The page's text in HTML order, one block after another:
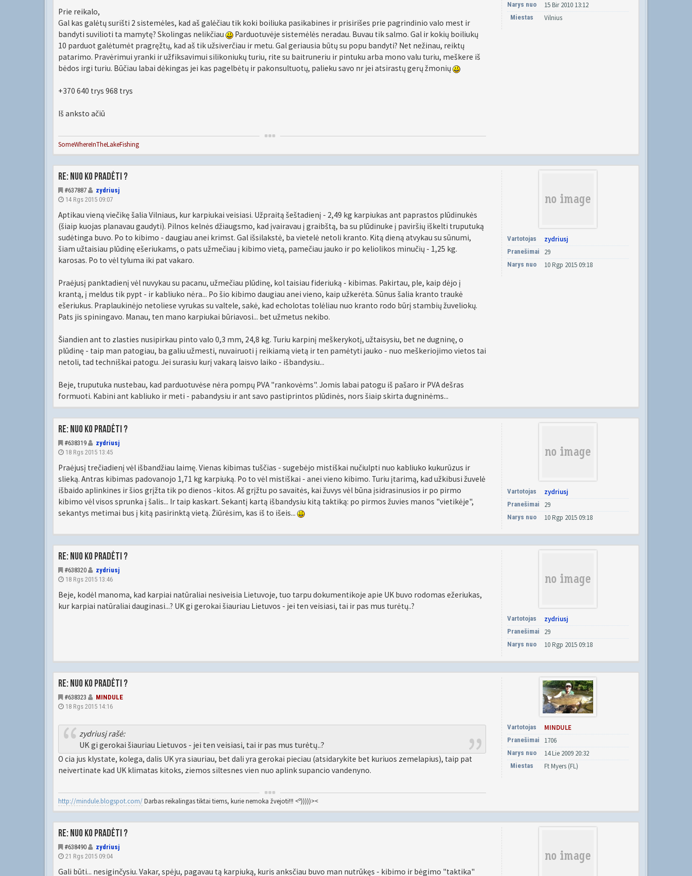
Prie reikalo,
Gal kas galėtų surišti 2 sistemėles, kad aš galėčiau tik koki boiliuka pasikabines ir prisirišes prie pagrindinio valo mest ir
bandyti suvilioti ta mamytę? Skolingas nelikčiau
Parduotuvėje sistemėlės neradau. Buvau tik salmo. Gal ir kokių boiliukų
10 parduot galėtumėt pragręžtų, kad aš tik užsiverčiau ir metu. Gal geriausia būtų su popu bandyti? Net nežinau, reiktų
patarimo. Pravėrimui yranki ir užfiksavimui silikoniukų turiu, rite su baitruneriu ir pintuku arba mono valu turiu, meškere iš
bėdos irgi turiu. Būčiau labai dėkingas jei kas pagelbėtų ir pakonsultuotų, palieku savo nr jei atsirastų gerų žmonių
+370 640 trys 968 trys
Iš anksto ačiū
SomeWhereInTheLakeFishing
Narys nuo 15 Bir 2010 13:12
Miestas Vilnius
Re: Nuo ko pradėti ?
#637887
zydriusj
14 Rgs 2015 09:07
Aptikau vieną viečikę šalia Vilniaus, kur karpiukai veisiasi. Užpraitą šeštadienį - 2,49 kg karpiukas ant paprastos plūdinukės
(šiaip kuojas planavau gaudyti). Pilnos kelnės džiaugsmo, kad įvairavau į graibštą, ba su plūdinuke į paviršių iškelti truputuką
sudėtinga buvo. Po to kibimo - daugiau anei krimst. Gal išsilakstė, ba vietelė netoli kranto. Kitą dieną atvykau su sūnumi,
šiam užtaisiau plūdinę ešeriukams, o pats užmečiau į kibimo vietą, pamečiau jauko ir po keliolikos minučių - 1,25 kg.
karosas. Po to vėl tyluma iki pat vakaro.
Praėjusį panktadienį vėl nuvykau su pacanu, užmečiau plūdinę, kol taisiau fideriuką - kibimas. Pakirtau, ple, kaip dėjo į
krantą, į meldus tik pypt - ir kabliuko nėra... Po šio kibimo daugiau anei vieno, kaip užkerėta. Sūnus šalia kranto traukė
ešeriukus. Praplaukinėjo netoliese vyrukas su valtele, sakė, kad echolotas tolėliau nuo kranto rodo būrį stambių žuveliokų.
Pats jis spiningavo. Manau, ten mano karpiukai būriavosi... bet užmetus nekibo.
Šiandien ant to zlasties nusipirkau pinto valo 0,3 mm, 24,8 kg. Turiu karpinį meškerykotį, užtaisysiu, bet ne dugninę, o
plūdinę - taip man patogiau, ba galiu užmesti, nuvairuoti į reikiamą vietą ir ten pamėtyti jauko - nuo meškeriojimo vietos tai
netoli, tad techniškai patogu. Jei surasiu kurį vakarą laisvo laiko - išbandysiu...
Beje, truputuka nustebau, kad parduotuvėse nėra pompų PVA "rankovėms". Jomis labai patogu iš pašaro ir PVA dešras
formuoti. Kabini ant kabliuko ir meti - pabandysiu ir ant savo pastiprintos plūdinės, nors šiaip skirta dugninėms...
Vartotojas zydriusj
Pranešimai 29
Narys nuo 10 Rgp 2015 09:18
Re: Nuo ko pradėti ?
#638319
zydriusj
18 Rgs 2015 13:45
Praėjusį trečiadienį vėl išbandžiau laimę. Vienas kibimas tuščias - sugebėjo mistiškai nučiulpti nuo kabliuko kukurūzus ir
slieką. Antras kibimas padovanojo 1,71 kg karpiuką. Po to vėl mistiškai - anei vieno kibimo. Turiu įtarimą, kad užkibusi žuvelė
išbaido aplinkines ir šios grįžta tik po dienos -kitos. Aš grįžtu po savaitės, kai žuvys vėl būna įsidrasinusios ir po pirmo
kibimo vėl visos sprunka į šalis... Ir taip kaskart. Sekantį kartą išbandysiu kitą taktiką: po pirmos žuvies manos "vietikėje",
sekantys metimai bus į kitą pasirinktą vietą. Žiūrėsim, kas iš to išeis...
Vartotojas zydriusj
Pranešimai 29
Narys nuo 10 Rgp 2015 09:18
Re: Nuo ko pradėti ?
#638320
zydriusj
18 Rgs 2015 13:46
Beje, kodėl manoma, kad karpiai natūraliai nesiveisia Lietuvoje, tuo tarpu dokumentikoje apie UK buvo rodomas ežeriukas,
kur karpiai natūraliai dauginasi...? UK gi gerokai šiauriau Lietuvos - jei ten veisiasi, tai ir pas mus turėtų..?
Vartotojas zydriusj
Pranešimai 29
Narys nuo 10 Rgp 2015 09:18
Re: Nuo ko pradėti ?
#638323
MINDULE
18 Rgs 2015 14:16
zydriusj rašė:
UK gi gerokai šiauriau Lietuvos - jei ten veisiasi, tai ir pas mus turėtų..?
O cia jus klystate, kolega, dalis UK yra siauriau, bet dali yra gerokai pieciau (atsidarykite bet kuriuos zemelapius), taip pat
neivertinate kad UK klimatas kitoks, ziemos siltesnes vien nuo aplink supancio vandenyno.
http://mindule.blogspot.com/Darbas reikalingas tiktai tiems, kurie nemoka žvejoti!!! <º)))))><
Vartotojas MINDULE
Pranešimai 1706
Narys nuo 14 Lie 2009 20:32
Miestas Ft Myers (FL)
Re: Nuo ko pradėti ?
#638490
zydriusj
21 Rgs 2015 09:04
Gali būti... nesiginčysiu. Vakar, spėju, pagavau tą karpiuką, kuris anksčiau buvo man nutrūkęs - kibimo ir bėgimo "taktika"